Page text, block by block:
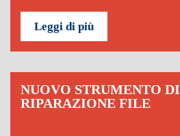
Leggi di più
NUOVO STRUMENTO DI
RIPARAZIONE FILE